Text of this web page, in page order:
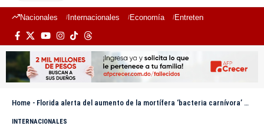
Nacionales Internacionales Economía Entretenimiento
Home - Florida alerta del aumento de la mortífera ‘bacteria carnívora’ a causa del huracán Helene
INTERNACIONALES